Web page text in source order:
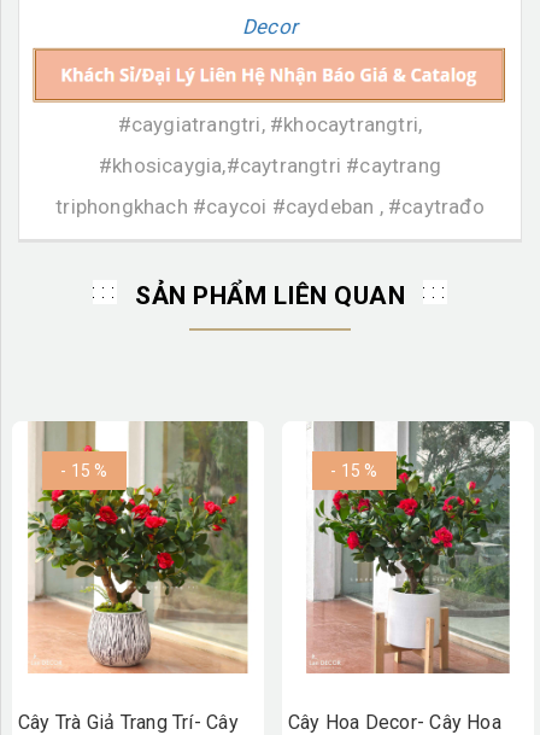
Decor
#caygiatrangtri, #khocaytrangtri,
#khosicaygia,#caytrangtri #caytrang
triphongkhach #caycoi #caydeban , #caytrađo
SẢN PHẨM LIÊN QUAN
- 15 %
Cây Trà Giả Trang Trí- Cây
- 15 %
Cây Hoa Decor- Cây Hoa